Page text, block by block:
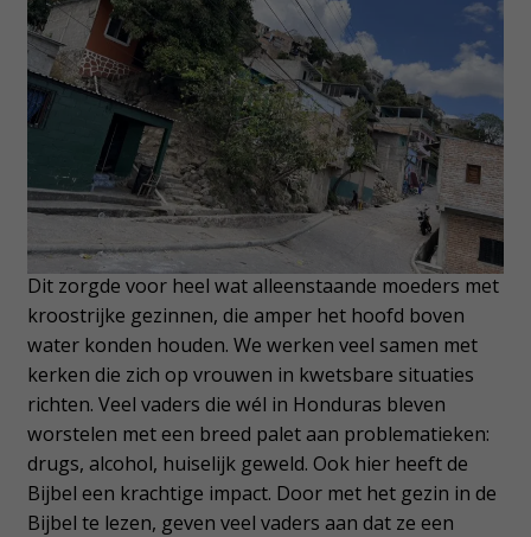
Dit zorgde voor heel wat alleenstaande moeders met
kroostrijke gezinnen, die amper het hoofd boven
water konden houden. We werken veel samen met
kerken die zich op vrouwen in kwetsbare situaties
richten. Veel vaders die wél in Honduras bleven
worstelen met een breed palet aan problematieken:
drugs, alcohol, huiselijk geweld. Ook hier heeft de
Bijbel een krachtige impact. Door met het gezin in de
Bijbel te lezen, geven veel vaders aan dat ze een